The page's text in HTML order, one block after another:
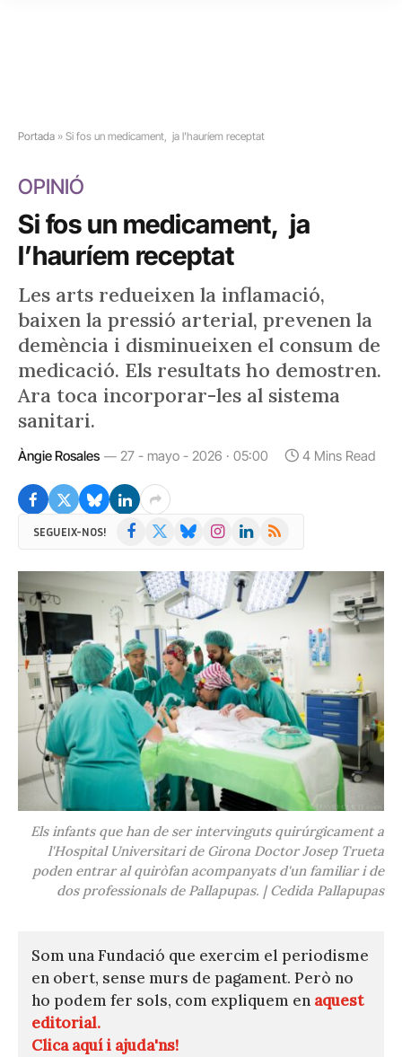
Portada » Si fos un medicament, ja l’hauríem receptat
OPINIÓ
Si fos un medicament, ja
l’hauríem receptat
Les arts redueixen la inflamació,
baixen la pressió arterial, prevenen la
demència i disminueixen el consum de
medicació. Els resultats ho demostren.
Ara toca incorporar-les al sistema
sanitari.
Àngie Rosales 27 - mayo - 2026 · 05:00 4 Mins Read
SEGUEIX-NOS! Facebook BlueskyInstagramLinkedIn
RSS
Els infants que han de ser intervinguts quirúrgicament a
l'Hospital Universitari de Girona Doctor Josep Trueta
poden entrar al quiròfan acompanyats d'un familiar i de
dos professionals de Pallapupas. | Cedida Pallapupas
Som una Fundació que exercim el periodisme
en obert, sense murs de pagament. Però no
ho podem fer sols, com expliquem en aquest
editorial.
Clica aquí i ajuda'ns!